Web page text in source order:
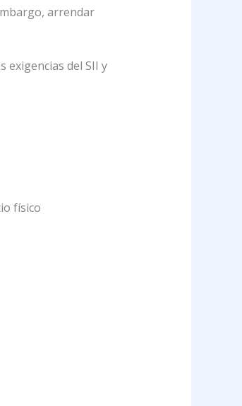
arrendar
exigencias del SII y
físico